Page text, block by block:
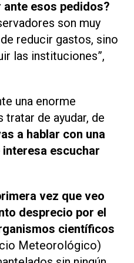
esos pedidos?
son muy
reducir gastos, sino
las instituciones”,
una enorme
tratar de ayudar, de
a hablar con una
interesa escuchar
vez que veo
desprecio por el
científicos
Meteorológico)